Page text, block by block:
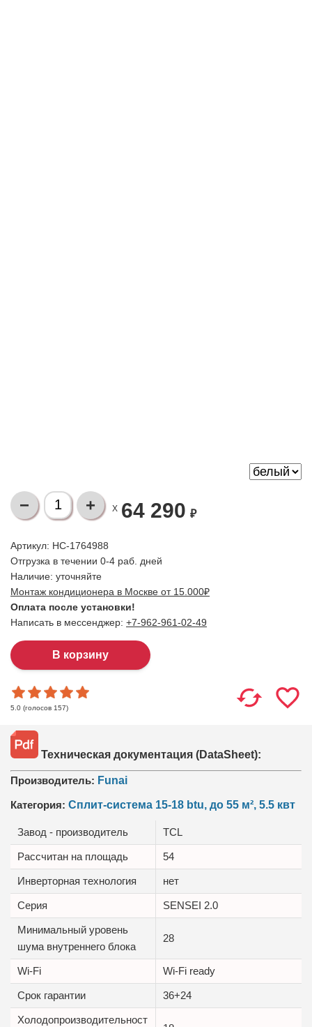
X 64 290 ₽
Артикул: НС-1764988
Отгрузка в течении 0-4 раб. дней
Наличие: уточняйте
Монтаж кондиционера в Москве от 15.000₽
Оплата после установки!
Написать в мессенджер: +7-962-961-02-49
5.0 (голосов 157)
Техническая документация (DataSheet):
Производитель: Funai
Категория: Сплит-система 15-18 btu, до 55 м², 5.5 квт
Завод - производитель TCL
Рассчитан на площадь 54
Инверторная технология нет
Серия SENSEI 2.0
Минимальный уровень
шума внутреннего блока
28
Wi-Fi Wi-Fi ready
Срок гарантии 36+24
Холодопроизводительност